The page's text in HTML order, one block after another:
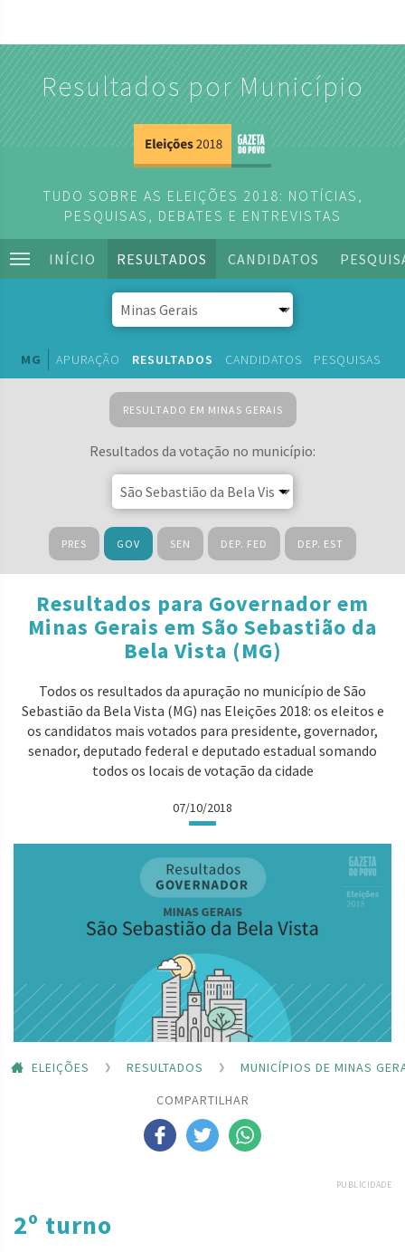
Resultados por Município
TUDO SOBRE AS ELEIÇÕES 2018: NOTÍCIAS,
PESQUISAS, DEBATES E ENTREVISTAS
INÍCIO RESULTADOS CANDIDATOS
MG APURAÇÃO RESULTADOS CANDIDATOS PESQUISAS
RESULTADO EM MINAS GERAIS
Resultados da votação no município:
PRES GOV SEN DEP. FED DEP. EST
Resultados para Governador em
Minas Gerais em São Sebastião da
Bela Vista (MG)
Todos os resultados da apuração no município de São
Sebastião da Bela Vista (MG) nas Eleições 2018: os eleitos e
os candidatos mais votados para presidente, governador,
senador, deputado federal e deputado estadual somando
todos os locais de votação da cidade
07/10/2018
ELEIÇÕES RESULTADOS
MUNICÍPIOS DE MINAS
COMPARTILHAR
PUBLICIDADE
2º turno